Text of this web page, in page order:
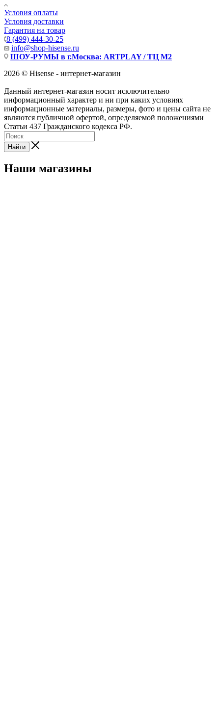
Условия оплаты
Условия доставки
Гарантия на товар
8 (499) 444-30-25
info@shop-hisense.ru
ШОУ-РУМЫ в г.Москва: ARTPLAY / ТЦ М2
2026 © Hisense - интернет-магазин
Данный интернет-магазин носит исключительно
информационный характер и ни при каких условиях
информационные материалы, размеры, фото и цены сайта не
являются публичной офертой, определяемой положениями
Статьи 437 Гражданского кодекса РФ.
Найти
Наши магазины